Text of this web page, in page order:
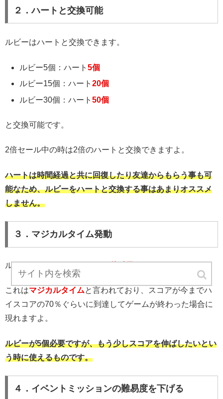
２．ハートと交換可能
ルビーはハートと交換できます。
ルビー5個：ハート5個
ルビー15個：ハート20個
ルビー30個：ハート50個
と交換可能です。
2倍セール中の時は2倍のハートと交換できますよ。
ハートは時間経過と共に回復したり友達からもらう事も可
能なため、ルビーをハートと交換する事はあまりオススメ
しません。
３．マジカルタイム発動
ルビーを使うとゲーム後に10秒延長できます。
これはマジカルタイムと言われており、スコアが今までハ
イスコアの70％ぐらいに到達してゲームが終わった場合に
現れますよ。
ルビーが5個必要ですが、もう少しスコアを伸ばしたいとい
う時に使えるものです。
４．イベントミッションの難易度を下げる